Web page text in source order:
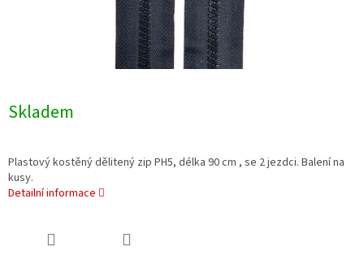
Skladem
Plastový kostěný dělitený zip PH5, délka 90 cm , se 2 jezdci. Balení na
kusy.
Detailní informace